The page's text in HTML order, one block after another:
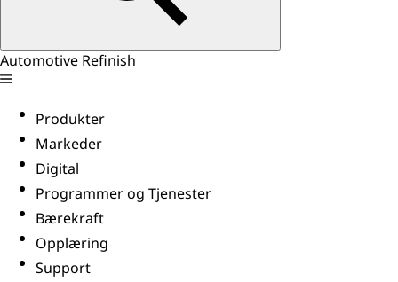
Automotive Refinish
Produkter
Markeder
Digital
Programmer og Tjenester
Bærekraft
Opplæring
Support